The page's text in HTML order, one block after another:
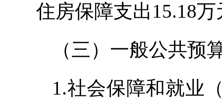
住房保障支出15.18万
（三）一般公共预
1.社会保障和就业